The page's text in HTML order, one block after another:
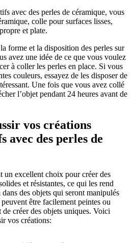
avec des perles de céramique, vous
colle pour surfaces lisses,
et plate.
forme et la disposition des perles sur
avez une idée de ce que vous voulez
à coller les perles en place. Si vous
couleurs, essayez de les disposer de
Une fois que vous avez collé
l’objet pendant 24 heures avant de
vos créations
avec des perles de
un excellent choix pour créer des
et résistantes, ce qui les rend
des objets qui seront manipulés
être facilement peintes ou
créer des objets uniques. Voici
vos créations: